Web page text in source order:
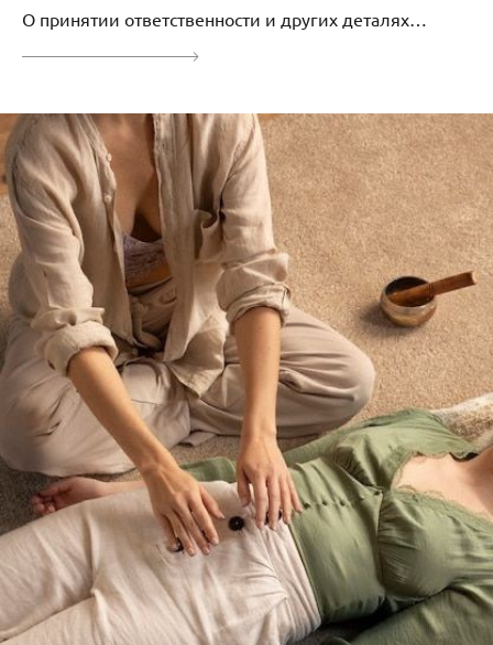
О принятии ответственности и других деталях…